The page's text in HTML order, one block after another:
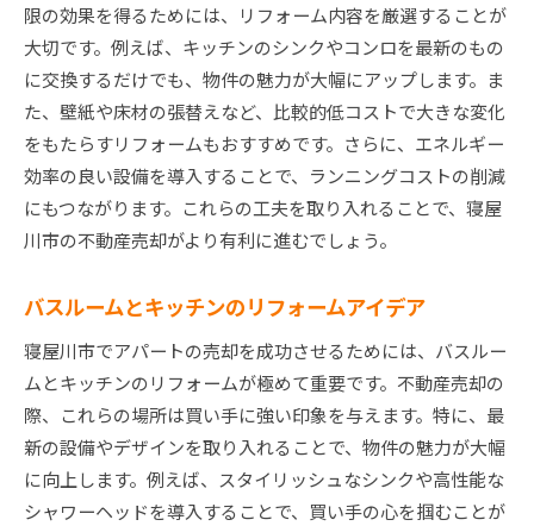
限の効果を得るためには、リフォーム内容を厳選することが
大切です。例えば、キッチンのシンクやコンロを最新のもの
に交換するだけでも、物件の魅力が大幅にアップします。ま
た、壁紙や床材の張替えなど、比較的低コストで大きな変化
をもたらすリフォームもおすすめです。さらに、エネルギー
効率の良い設備を導入することで、ランニングコストの削減
にもつながります。これらの工夫を取り入れることで、寝屋
川市の不動産売却がより有利に進むでしょう。
バスルームとキッチンのリフォームアイデア
寝屋川市でアパートの売却を成功させるためには、バスルー
ムとキッチンのリフォームが極めて重要です。不動産売却の
際、これらの場所は買い手に強い印象を与えます。特に、最
新の設備やデザインを取り入れることで、物件の魅力が大幅
に向上します。例えば、スタイリッシュなシンクや高性能な
シャワーヘッドを導入することで、買い手の心を掴むことが